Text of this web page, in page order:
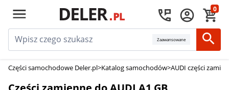
0
Zaawansowane
Części samochodowe Deler.pl>Katalog samochodów>AUDI części